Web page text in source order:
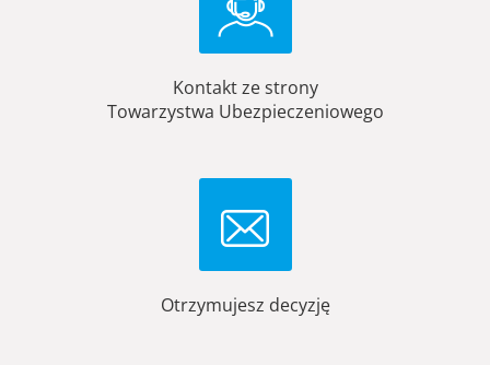
Kontakt ze strony
Towarzystwa Ubezpieczeniowego
Otrzymujesz decyzję